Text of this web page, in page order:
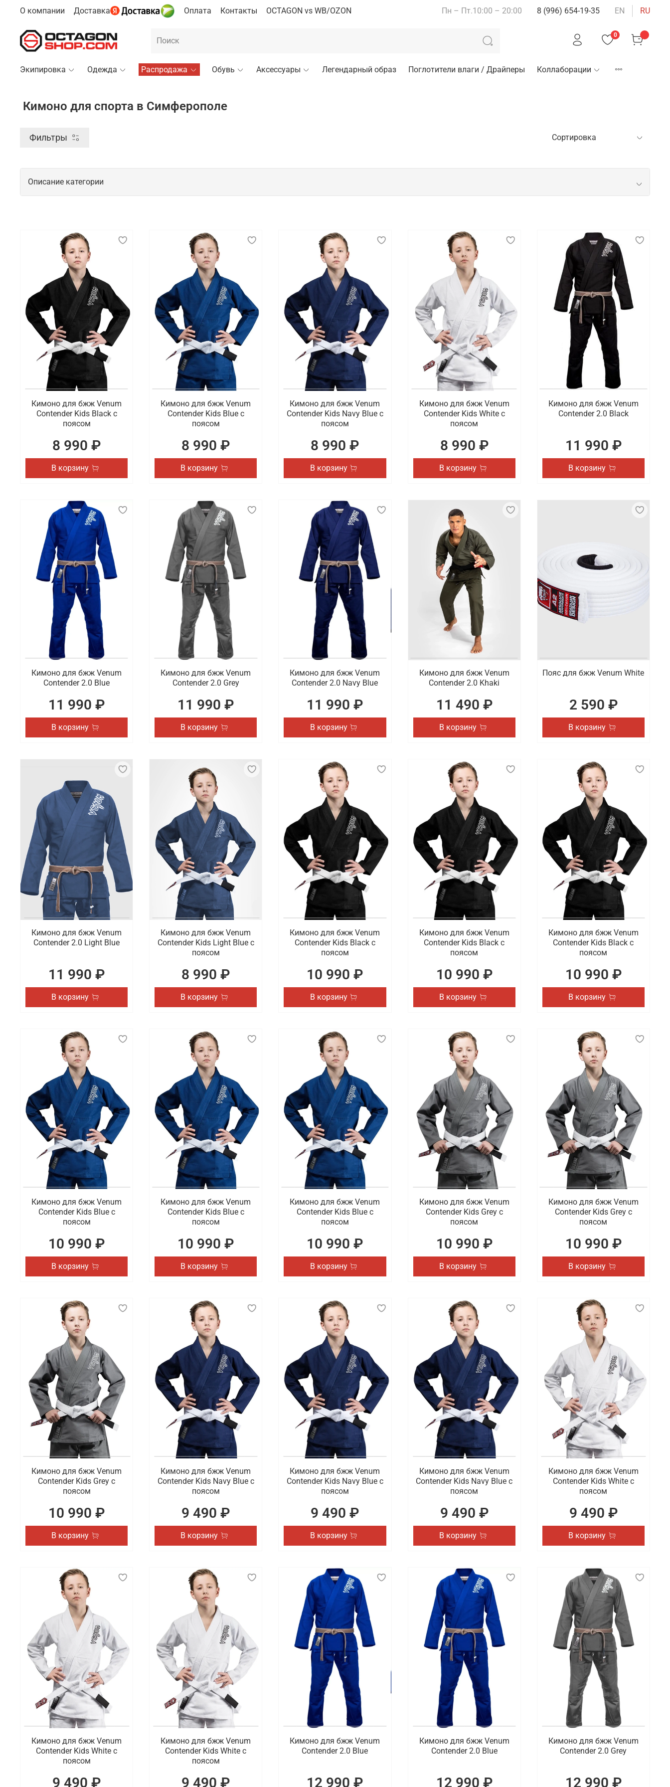
О компании Доставка Оплата Контакты OCTAGON vs WB/OZON Пн – Пт.10:00 – 20:00 8 (996) 654-19-35 EN RU
0
Экипировка Одежда Распродажа Обувь Аксессуары Легендарный образ Поглотители влаги / Драйперы Коллаборации
Кимоно для спорта в Симферополе
Фильтры
Описание категории
джитсу. Оно изготавливается из плотной и прочной ткани, которая выдерживает интенсивные нагрузки и частые захваты, обеспечивает комфорт и свободу
движений спортсмену.
Что мы предлагаем на выбор
Существуют различные виды спортивных кимоно, отличающиеся по материалу, плотности и крою в зависимости от вида единоборства. Например, дзюдо
кимоно более плотное и тяжелое, чтобы выдерживать захваты и броски, тогда как карате кимоно легче и тоньше для большей подвижности. В бразильском
джиу-джитсу кимоно часто имеют усиленные швы и специальные вставки для долговечности. Цвета одежды для спорта варьируются от белого и синего до
черного, а также такие модели могут иметь специальные нашивки и вышивки, отражающие принадлежность к клубу или федерации.
Где заказать кимоно для спорта с удобной доставкой по Симферополю
В интернет-магазине Octagon Shop можно купить спортивное кимоно для взрослых и детей. Готовы предложить на выбор фирменную одежду для спорта, которая
отличается высоким качеством пошива. Возможна оперативная доставка заказов по Симферополю.
Кимоно для бжж Venum
Contender Kids Black с
поясом
8 990 ₽
В корзину
Кимоно для бжж Venum
Contender Kids Blue с
поясом
8 990 ₽
В корзину
Кимоно для бжж Venum
Contender Kids Navy Blue с
поясом
8 990 ₽
В корзину
Кимоно для бжж Venum
Contender Kids White с
поясом
8 990 ₽
В корзину
Кимоно для бжж Venum
Contender 2.0 Black
11 990 ₽
В корзину
Кимоно для бжж Venum
Contender 2.0 Blue
11 990 ₽
В корзину
Кимоно для бжж Venum
Contender 2.0 Grey
11 990 ₽
В корзину
Кимоно для бжж Venum
Contender 2.0 Navy Blue
11 990 ₽
В корзину
Кимоно для бжж Venum
Contender 2.0 Khaki
11 490 ₽
В корзину
Пояс для бжж Venum White
2 590 ₽
В корзину
Кимоно для бжж Venum
Contender 2.0 Light Blue
11 990 ₽
В корзину
Кимоно для бжж Venum
Contender Kids Light Blue с
поясом
8 990 ₽
В корзину
Кимоно для бжж Venum
Contender Kids Black с
поясом
10 990 ₽
В корзину
Кимоно для бжж Venum
Contender Kids Black с
поясом
10 990 ₽
В корзину
Кимоно для бжж Venum
Contender Kids Black с
поясом
10 990 ₽
В корзину
Кимоно для бжж Venum
Contender Kids Blue с
поясом
10 990 ₽
В корзину
Кимоно для бжж Venum
Contender Kids Blue с
поясом
10 990 ₽
В корзину
Кимоно для бжж Venum
Contender Kids Blue с
поясом
10 990 ₽
В корзину
Кимоно для бжж Venum
Contender Kids Grey с
поясом
10 990 ₽
В корзину
Кимоно для бжж Venum
Contender Kids Grey с
поясом
10 990 ₽
В корзину
Кимоно для бжж Venum
Contender Kids Grey с
поясом
10 990 ₽
В корзину
Кимоно для бжж Venum
Contender Kids Navy Blue с
поясом
9 490 ₽
В корзину
Кимоно для бжж Venum
Contender Kids Navy Blue с
поясом
9 490 ₽
В корзину
Кимоно для бжж Venum
Contender Kids Navy Blue с
поясом
9 490 ₽
В корзину
Кимоно для бжж Venum
Contender Kids White с
поясом
9 490 ₽
В корзину
Кимоно для бжж Venum
Contender Kids White с
поясом
9 490 ₽
Кимоно для бжж Venum
Contender Kids White с
поясом
9 490 ₽
Кимоно для бжж Venum
Contender 2.0 Blue
12 990 ₽
Кимоно для бжж Venum
Contender 2.0 Blue
12 990 ₽
Кимоно для бжж Venum
Contender 2.0 Grey
12 990 ₽